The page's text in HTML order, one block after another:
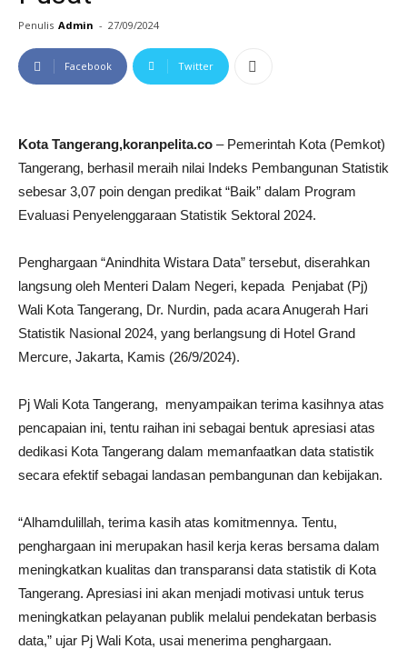
Penulis Admin - 27/09/2024
Facebook Twitter
Kota Tangerang,koranpelita.co – Pemerintah Kota (Pemkot)
Tangerang, berhasil meraih nilai Indeks Pembangunan Statistik
sebesar 3,07 poin dengan predikat “Baik” dalam Program
Evaluasi Penyelenggaraan Statistik Sektoral 2024.
Penghargaan “Anindhita Wistara Data” tersebut, diserahkan
langsung oleh Menteri Dalam Negeri, kepada Penjabat (Pj)
Wali Kota Tangerang, Dr. Nurdin, pada acara Anugerah Hari
Statistik Nasional 2024, yang berlangsung di Hotel Grand
Mercure, Jakarta, Kamis (26/9/2024).
Pj Wali Kota Tangerang, menyampaikan terima kasihnya atas
pencapaian ini, tentu raihan ini sebagai bentuk apresiasi atas
dedikasi Kota Tangerang dalam memanfaatkan data statistik
secara efektif sebagai landasan pembangunan dan kebijakan.
“Alhamdulillah, terima kasih atas komitmennya. Tentu,
penghargaan ini merupakan hasil kerja keras bersama dalam
meningkatkan kualitas dan transparansi data statistik di Kota
Tangerang. Apresiasi ini akan menjadi motivasi untuk terus
meningkatkan pelayanan publik melalui pendekatan berbasis
data,” ujar Pj Wali Kota, usai menerima penghargaan.